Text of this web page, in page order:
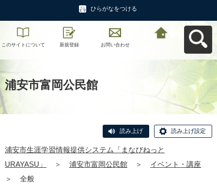
ひらがなをつける
このサイトについて 新規登録 お問い合わせ
浦安市富岡公民館
読み上げ 読み上げ設定
浦安市生涯学習情報提供システム「まなびねっと
URAYASU」
＞ 浦安市富岡公民館 ＞
イベント・講座
＞
全般